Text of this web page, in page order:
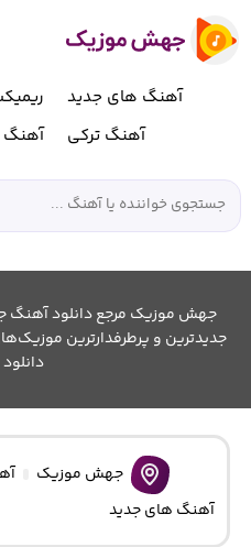
آهنگ های جدید
آهنگ ترکی
جهش موزیک مرجع دانلود آهنگ
جدیدترین و پرطرفدارترین
جهش موزیک
آهنگ های جدید